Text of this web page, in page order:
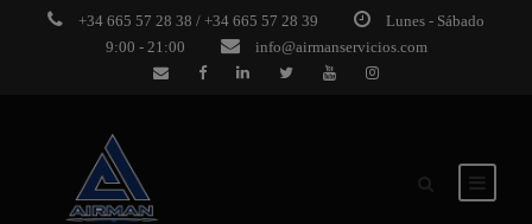
+34 665 57 28 38 / +34 665 57 28 39
Lunes - Sábado
9:00 - 21:00
info@airmanservicios.com